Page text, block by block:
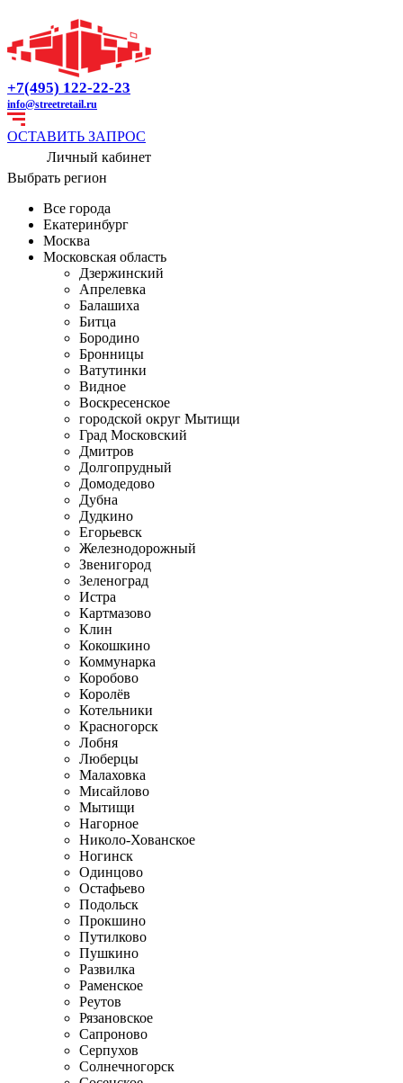
+7(495) 122-22-23
info@streetretail.ru
ОСТАВИТЬ ЗАПРОС
Личный кабинет
Выбрать регион
Все города
Екатеринбург
Москва
Московская область
Дзержинский
Апрелевка
Балашиха
Битца
Бородино
Бронницы
Ватутинки
Видное
Воскресенское
городской округ Мытищи
Град Московский
Дмитров
Долгопрудный
Домодедово
Дубна
Дудкино
Егорьевск
Железнодорожный
Звенигород
Зеленоград
Истра
Картмазово
Клин
Кокошкино
Коммунарка
Коробово
Королёв
Котельники
Красногорск
Лобня
Люберцы
Малаховка
Мисайлово
Мытищи
Нагорное
Николо-Хованское
Ногинск
Одинцово
Остафьево
Подольск
Прокшино
Путилково
Пушкино
Развилка
Раменское
Реутов
Рязановское
Сапроново
Серпухов
Солнечногорск